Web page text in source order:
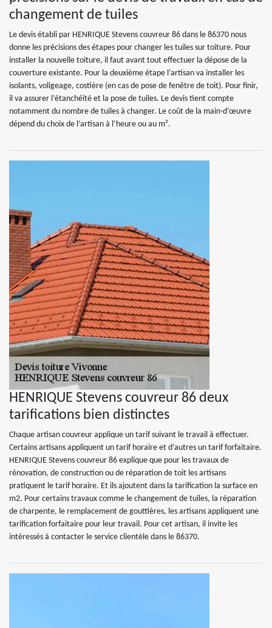
changement de tuiles
Le devis établi par HENRIQUE Stevens couvreur 86 dans le 86370 nous
donne les précisions des étapes pour changer les tuiles sur toiture. Pour
installer la nouvelle toiture, il faut avant tout effectuer la dépose de la
couverture existante. Pour la deuxième étape l’artisan va installer les
isolants, voligeage, costière (en cas de pose de fenêtre de toit). Pour finir,
il va assurer l’étanchéité et la pose de tuiles. Le devis tient compte
notamment du nombre de tuiles à changer. Le coût de la main-d’œuvre
dépend du choix de l’artisan à l’heure ou au m².
HENRIQUE Stevens couvreur 86 deux
tarifications bien distinctes
Chaque artisan couvreur applique un tarif suivant le travail à effectuer.
Certains artisans appliquent un tarif horaire et d’autres un tarif forfaitaire.
HENRIQUE Stevens couvreur 86 explique que pour les travaux de
rénovation, de construction ou de réparation de toit les artisans
pratiquent le tarif horaire. Et ils ajoutent dans la tarification la surface en
m2. Pour certains travaux comme le changement de tuiles, la réparation
de charpente, le remplacement de gouttières, les artisans appliquent une
tarification forfaitaire pour leur travail. Pour cet artisan, il invite les
intéressés à contacter le service clientèle dans le 86370.